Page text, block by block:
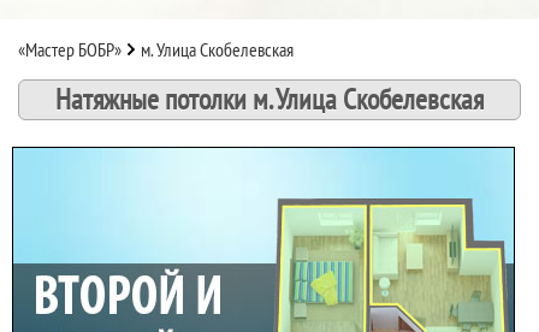
«Мастер БОБР» м. Улица Скобелевская
Натяжные потолки м. Улица Скобелевская